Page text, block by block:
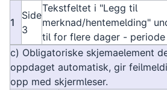
1
Side
3
Tekstfeltet i "Legg til
merknad/hentemelding"
til for flere dager - periode
c) Obligatoriske skjemaelement
oppdaget automatisk, gir
opp med skjermleser.